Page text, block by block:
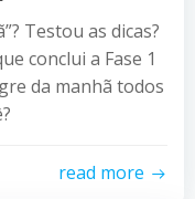
Testou as dicas?
conclui a Fase 1
da manhã todos
read more